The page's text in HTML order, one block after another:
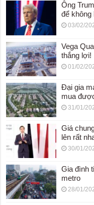
Ông
để không
03/02/
Vega
thắng lợi!
01/02/
Đại gia
mua
31/01/
Giá
lên rất
30/01/
Gia đình
metro
28/01/